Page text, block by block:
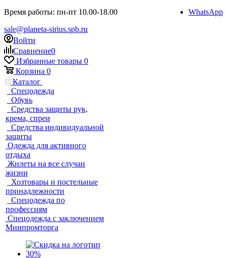
Время работы: пн-пт 10.00-18.00
sale@planeta-sirius.spb.ru
WhatsApp
Войти
Сравнение0
Избранные товары 0
Корзина 0
Каталог
Спецодежда
Обувь
Средства защиты рук,
крема, спреи
Средства индивидуальной
защиты
Одежда для активного
отдыха
Жилеты на все случаи
жизни
Хозтовары и постельные
принадлежности
Спецодежда по
профессиям
Спецодежда с заключением
Минпромторга